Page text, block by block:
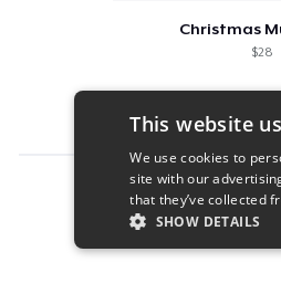
Christmas
$28
Report this
This website
We use cookies to
site with our
that they’ve collected
SHOW DETAILS